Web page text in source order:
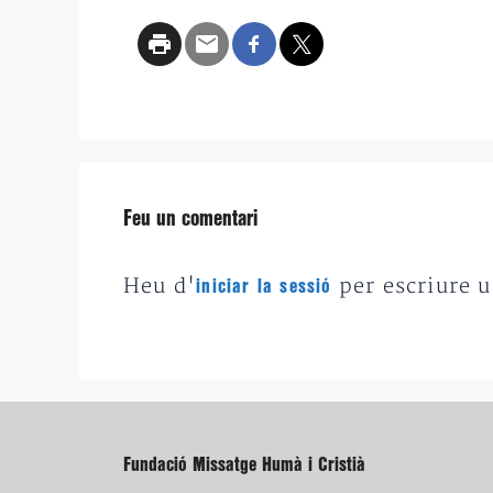
Feu un comentari
Heu d'iniciar la sessió per escriure
Fundació Missatge Humà i Cristià